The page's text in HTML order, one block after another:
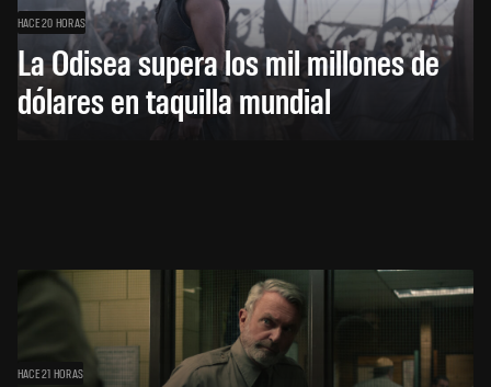
HACE 20 HORAS
La Odisea supera los mil millones de
dólares en taquilla mundial
HACE 21 HORAS